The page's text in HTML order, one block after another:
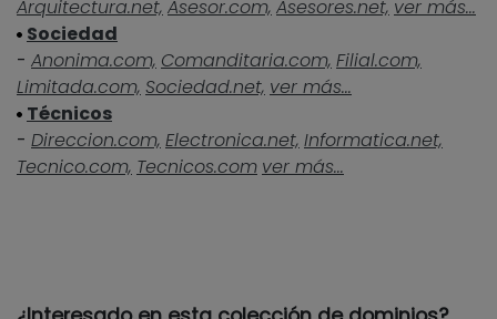
Arquitectura.net, Asesor.com, Asesores.net, ver más...
Sociedad
- Anonima.com, Comanditaria.com, Filial.com,
Limitada.com, Sociedad.net, ver más...
Técnicos
- Direccion.com, Electronica.net, Informatica.net,
Tecnico.com, Tecnicos.com ver más...